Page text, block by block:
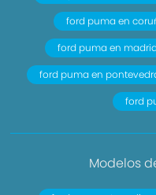
ford puma en
ford puma en
ford puma en
ford
Modelos